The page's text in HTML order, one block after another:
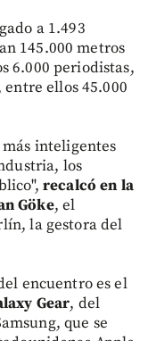
a 1.493
145.000 metros
6.000 periodistas,
ellos 45.000
inteligentes
los
recalcó en la
Göke, el
la gestora del
encuentro es el
Gear, del
que se